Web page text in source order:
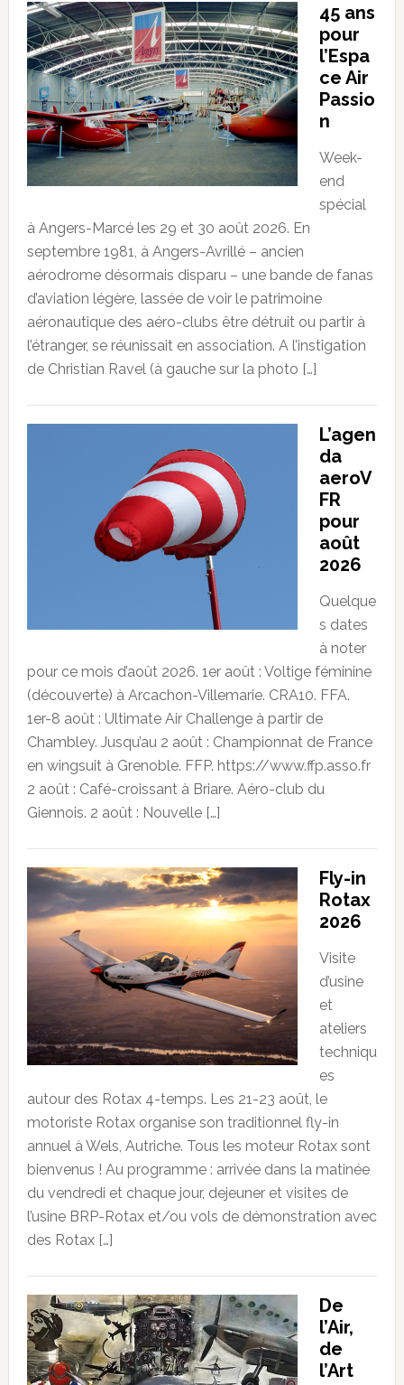
45 ans
pour
l’Espa
ce Air
Passio
n
Week-
end
spécial
à Angers-Marcé les 29 et 30 août 2026. En
septembre 1981, à Angers-Avrillé – ancien
aérodrome désormais disparu – une bande de fanas
d’aviation légère, lassée de voir le patrimoine
aéronautique des aéro-clubs être détruit ou partir à
l’étranger, se réunissait en association. A l’instigation
de Christian Ravel (à gauche sur la photo […]
L’agen
da
aeroV
FR
pour
août
2026
Quelque
s dates
à noter
pour ce mois d’août 2026. 1er août : Voltige féminine
(découverte) à Arcachon-Villemarie. CRA10. FFA.
1er-8 août : Ultimate Air Challenge à partir de
Chambley. Jusqu’au 2 août : Championnat de France
en wingsuit à Grenoble. FFP. https://www.ffp.asso.fr
2 août : Café-croissant à Briare. Aéro-club du
Giennois. 2 août : Nouvelle […]
Fly-in
Rotax
2026
Visite
d’usine
et
ateliers
techniqu
es
autour des Rotax 4-temps. Les 21-23 août, le
motoriste Rotax organise son traditionnel fly-in
annuel à Wels, Autriche. Tous les moteur Rotax sont
bienvenus ! Au programme : arrivée dans la matinée
du vendredi et chaque jour, dejeuner et visites de
l’usine BRP-Rotax et/ou vols de démonstration avec
des Rotax […]
De
l’Air,
de
l’Art